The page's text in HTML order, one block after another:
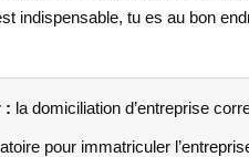
indispensable, tu es au bon
: la domiciliation d’entreprise
pour immatriculer